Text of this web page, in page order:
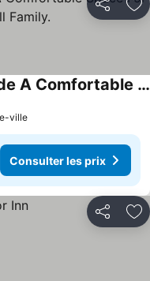
Partager
Cozy Corner Lot Will Provide A Comfortable Space For A Couple Or Small Family.
ville
Consulter les prix
Partager